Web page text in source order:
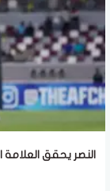
النصر يحقق العلامة